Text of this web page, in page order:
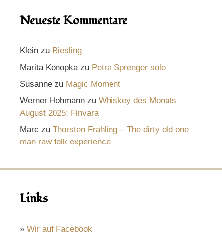
Neueste Kommentare
Klein zu Riesling
Marita Konopka zu Petra Sprenger solo
Susanne zu Magic Moment
Werner Hohmann zu Whiskey des Monats
August 2025: Finvara
Marc zu Thorsten Frahling – The dirty old one
man raw folk experience
Links
» Wir auf Facebook